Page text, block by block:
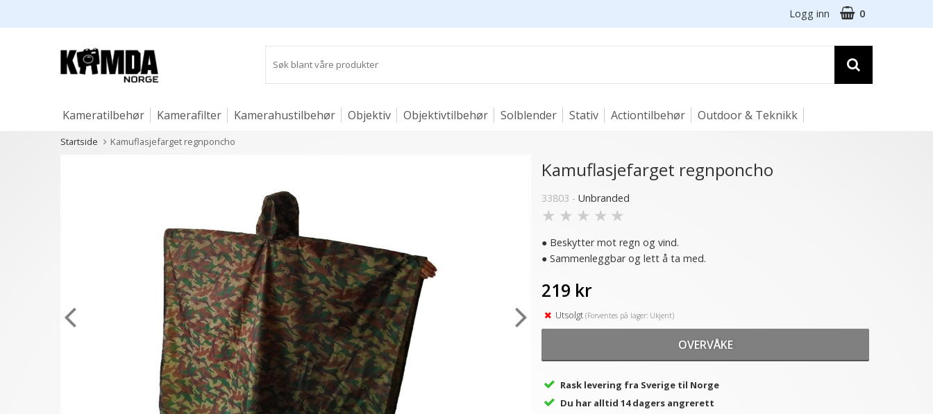
Logg inn 0
Kameratilbehør Kamerafilter Kamerahustilbehør Objektiv Objektivtilbehør Solblender Stativ Actiontilbehør Outdoor & Teknikk
Studio og lys
Startside Kamuflasjefarget regnponcho
Kamuflasjefarget regnponcho
33803 -Unbranded
★ ★ ★ ★ ★
● Beskytter mot regn og vind.
● Sammenleggbar og lett å ta med.
219 kr
Utsolgt (Forventes på lager: Ukjent)
OVERVÅKE
Rask levering fra Sverige til Norge
Du har alltid 14 dagers angrerett